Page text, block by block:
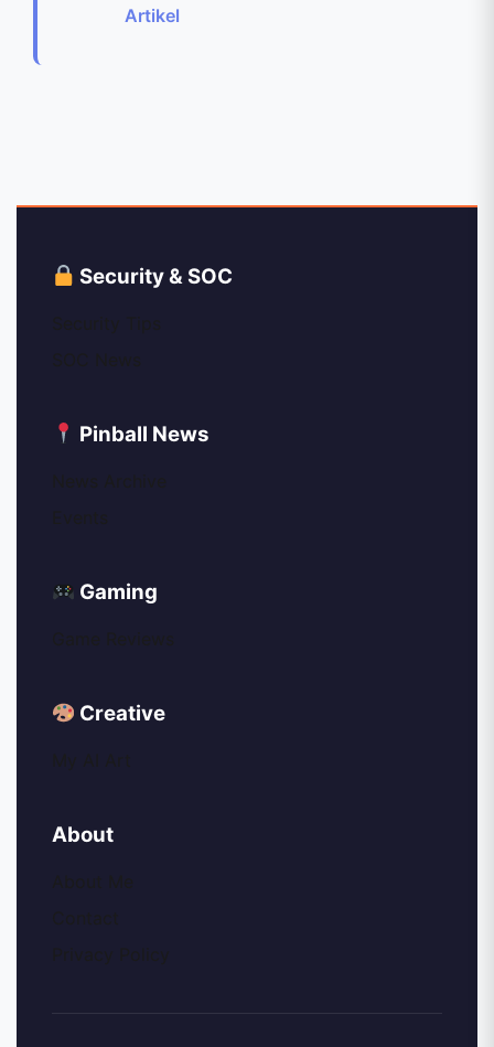
Artikel
Security & SOC
Pinball News
Gaming
Creative
About